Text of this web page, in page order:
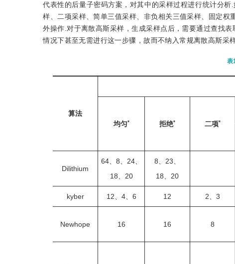
代表性的后量子密码方案，对其中的采样过程进行统计分析.
样、二项采样、简单三值采样、非负相关三值采样、固定权
外操作.对于离散高斯采样，生成采样点后，需要通过查找
情况下甚至无需进行这一步骤，故而不纳入常规离散高斯采
表
算法
均匀* 拒绝* 二项*
Dilithium
64、8、24、
18、20
8、23、
18、20
kyber 12、4、6 12 2、3
Newhope 16 16 8